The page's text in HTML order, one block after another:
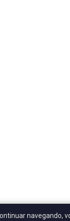
navegando,